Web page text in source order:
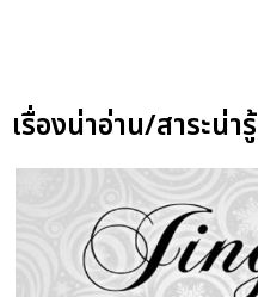
เรื่องน่าอ่าน/สาระน่ารู้